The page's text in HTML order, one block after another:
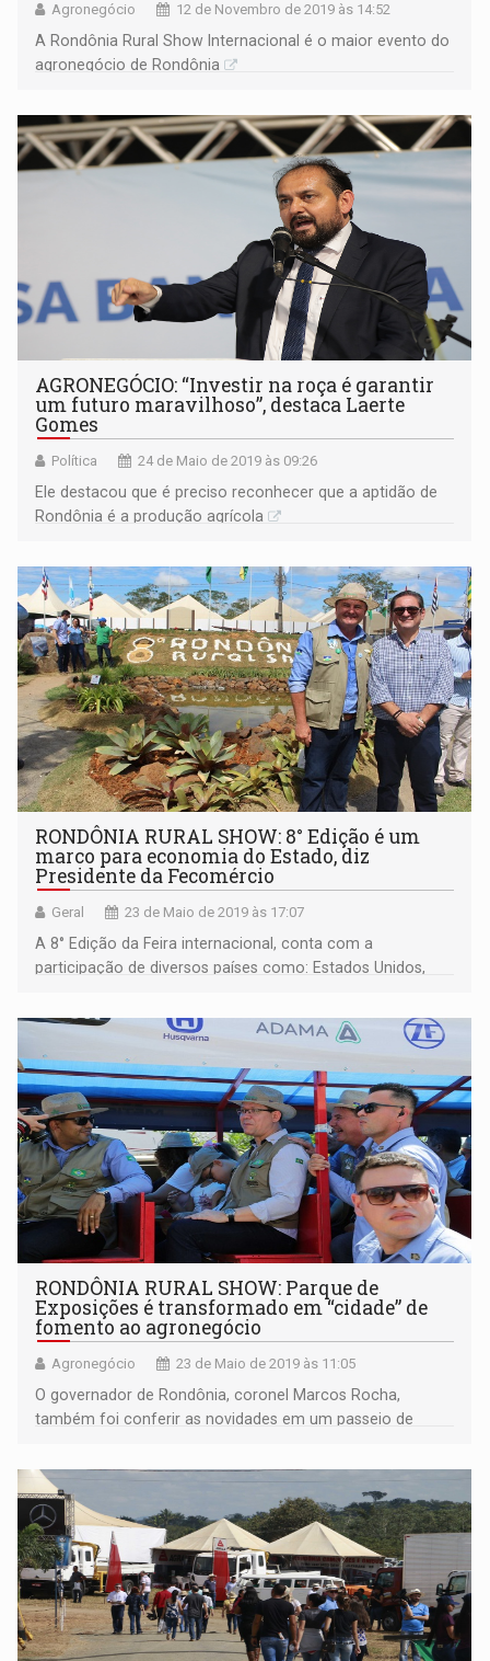
Agronegócio 12 de Novembro de 2019 às 14:52
A Rondônia Rural Show Internacional é o maior evento do
agronegócio de Rondônia
AGRONEGÓCIO: “Investir na roça é garantir
um futuro maravilhoso”, destaca Laerte
Gomes
Política 24 de Maio de 2019 às 09:26
Ele destacou que é preciso reconhecer que a aptidão de
Rondônia é a produção agrícola
RONDÔNIA RURAL SHOW: 8° Edição é um
marco para economia do Estado, diz
Presidente da Fecomércio
Geral 23 de Maio de 2019 às 17:07
A 8° Edição da Feira internacional, conta com a
participação de diversos países como: Estados Unidos,
AfroChamber
RONDÔNIA RURAL SHOW: Parque de
Exposições é transformado em “cidade” de
fomento ao agronegócio
Agronegócio 23 de Maio de 2019 às 11:05
O governador de Rondônia, coronel Marcos Rocha,
também foi conferir as novidades em um passeio de